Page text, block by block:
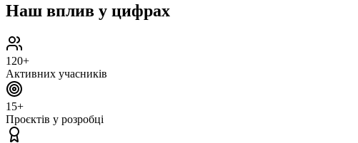
Наш вплив у цифрах
120+
Активних учасників
15+
Проєктів у розробці